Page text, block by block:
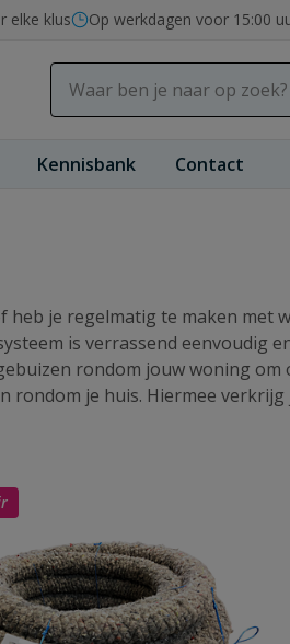
elke klus Op werkdagen voor 15:00
Kennisbank Contact
je regelmatig te maken
is verrassend eenvoudig
rondom jouw woning
je huis. Hiermee